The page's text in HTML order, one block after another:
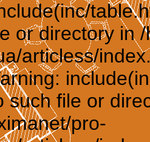
or directory in
articless/
such file or
pro-